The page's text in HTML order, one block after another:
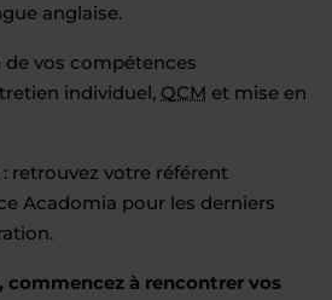
anglaise.
de vos compétences
individuel, QCM et mise en
: retrouvez votre référent
Acadomia pour les derniers
commencez à rencontrer vos